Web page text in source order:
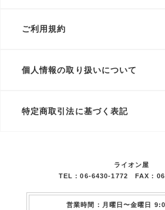
ご利用規約
個人情報の取り扱いについて
特定商取引法に基づく表記
ライオン屋
TEL：06-6430-1772 FAX：
営業時間：月曜日〜金曜日